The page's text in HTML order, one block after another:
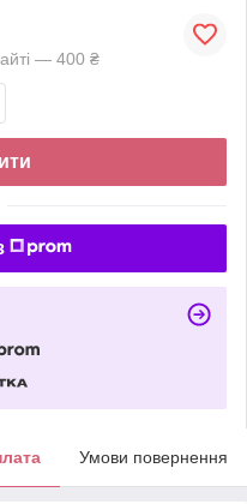
— 400 ₴
Умови повернення